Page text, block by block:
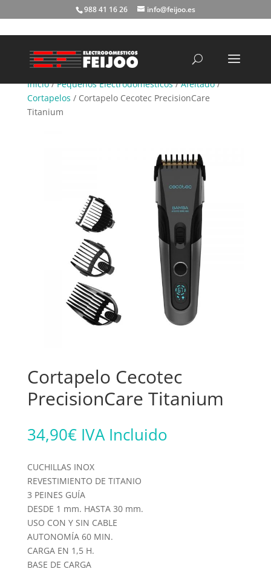
988 41 16 26 info@feijoo.es
Inicio/Pequeños Electrodomésticos/Afeitado/
Cortapelos / Cortapelo Cecotec PrecisionCare
Titanium
Cortapelo Cecotec
PrecisionCare Titanium
34,90€ IVA Incluido
CUCHILLAS INOX
REVESTIMIENTO DE TITANIO
3 PEINES GUÍA
DESDE 1 mm. HASTA 30 mm.
USO CON Y SIN CABLE
AUTONOMÍA 60 MIN.
CARGA EN 1,5 H.
BASE DE CARGA